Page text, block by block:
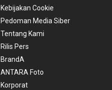
Kebijakan Cookie
Pedoman Media Siber
Tentang Kami
Rilis Pers
BrandA
ANTARA Foto
Korporat